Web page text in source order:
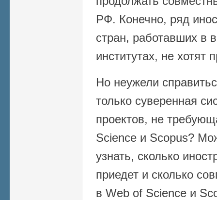
РФ. Конечно, ряд
стран, работавших в
институтах, не хотят
Но неужели
только суверенная
проектов, не
Science и Scopus?
узнать, сколько
приедет и сколько
в Web of Science и